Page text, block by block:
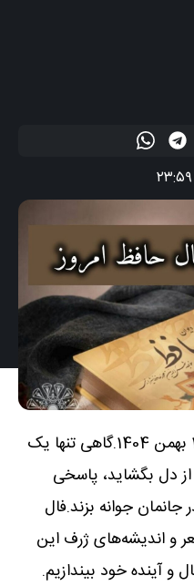
فال حافظ امروز 10 بهمن 1404.گاهی تنها یک
دل بگشاید، پاسخی
جانمان جوانه بزند.فال
و اندیشه‌های ژرف این
و آینده خود بیندازیم.